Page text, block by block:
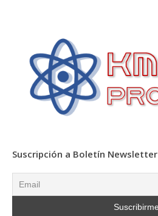
Suscripción a Boletín Newsletter